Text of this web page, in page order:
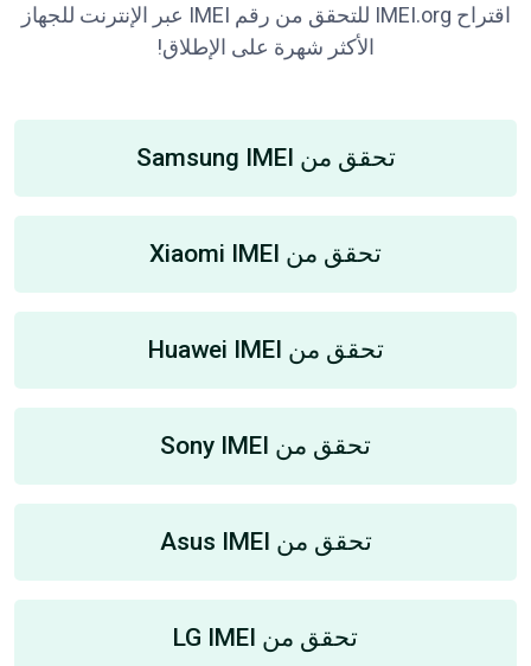
اقتراح IMEI.org للتحقق من رقم IMEI عبر الإنترنت للجهاز
الأكثر شهرة على الإطلاق!
تحقق من Samsung IMEI
تحقق من Xiaomi IMEI
تحقق من Huawei IMEI
تحقق من Sony IMEI
تحقق من Asus IMEI
تحقق من LG IMEI